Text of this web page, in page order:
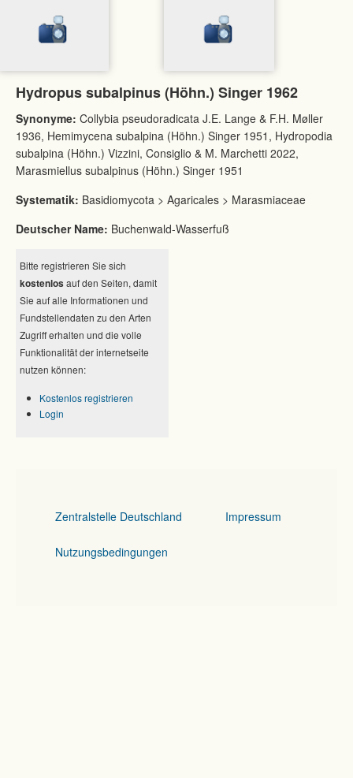
Hydropus subalpinus (Höhn.) Singer 1962
Synonyme: Collybia pseudoradicata J.E. Lange & F.H. Møller
1936, Hemimycena subalpina (Höhn.) Singer 1951, Hydropodia
subalpina (Höhn.) Vizzini, Consiglio & M. Marchetti 2022,
Marasmiellus subalpinus (Höhn.) Singer 1951
Systematik: Basidiomycota > Agaricales > Marasmiaceae
Deutscher Name: Buchenwald-Wasserfuß
Bitte registrieren Sie sich
kostenlos auf den Seiten, damit
Sie auf alle Informationen und
Fundstellendaten zu den Arten
Zugriff erhalten und die volle
Funktionalität der internetseite
nutzen können:
Kostenlos registrieren
Login
Zentralstelle Deutschland Impressum
Nutzungsbedingungen